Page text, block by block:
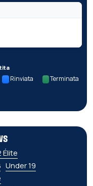
Rinviata Terminata
Élite
Under 19